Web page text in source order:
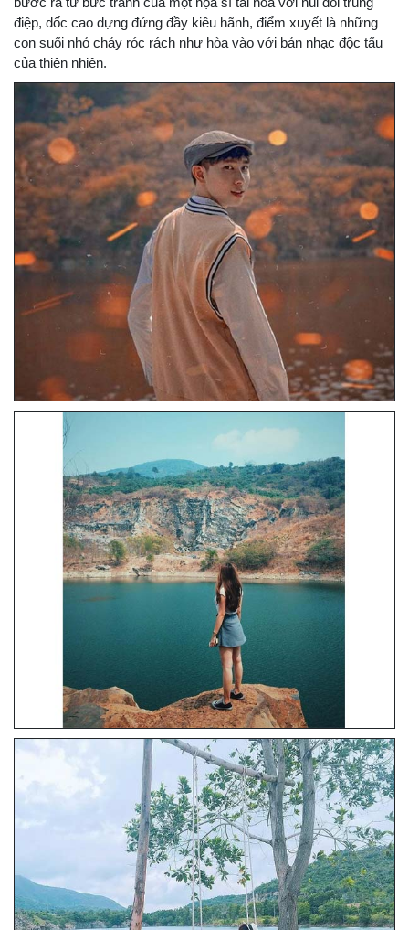
điệp, dốc cao dựng đứng đầy kiêu hãnh, điểm xuyết là những
con suối nhỏ chảy róc rách như hòa vào với bản nhạc độc tấu
của thiên nhiên.